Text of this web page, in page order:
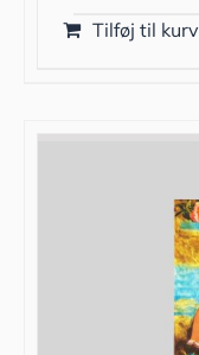
Tilføj til kurv